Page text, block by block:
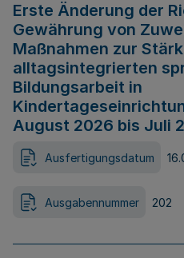
Erste Änderung der
Gewährung von
Maßnahmen zur
alltagsintegrierten
Bildungsarbeit in
August 2026 bis Juli
Ausfertigungsdatum
Ausgabennummer 202